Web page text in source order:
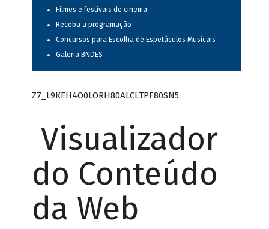
Filmes e festivais de cinema
Receba a programação
Concursos para Escolha de Espetáculos Musicais
Galeria BNDES
Z7_L9KEH4O0LORH80ALCLTPF80SN5
Visualizador
do Conteúdo
da Web